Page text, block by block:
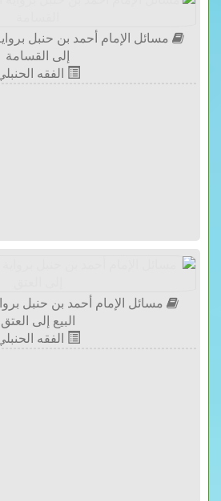
مسائل الإمام أحمد بن حنبل
إلى القسامة
الفقه
مسائل الإمام أحمد بن حنبل
البيع إلى العتق
الفقه